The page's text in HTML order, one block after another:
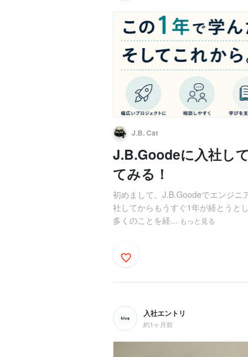
J.B. Cat
J.B.Goodeに入社し
てみる！
初めまして。J.B.Goodeでエンジニ
社してからもうすぐ1年が経とうと
多くのことを経... もっと見る
入社エントリ
約1ヶ月前